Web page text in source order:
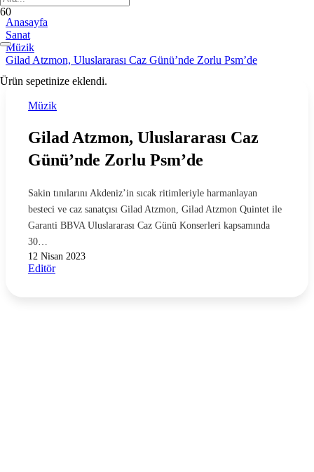
Ürün sepetinize eklendi.
Anasayfa
Sanat
Müzik
Gilad Atzmon, Uluslararası Caz Günü’nde Zorlu Psm’de
Müzik
Gilad Atzmon, Uluslararası Caz
Günü’nde Zorlu Psm’de
Sakin tınılarını Akdeniz’in sıcak ritimleriyle harmanlayan
besteci ve caz sanatçısı Gilad Atzmon, Gilad Atzmon Quintet ile
Garanti BBVA Uluslararası Caz Günü Konserleri kapsamında
30…
12 Nisan 2023
Editör